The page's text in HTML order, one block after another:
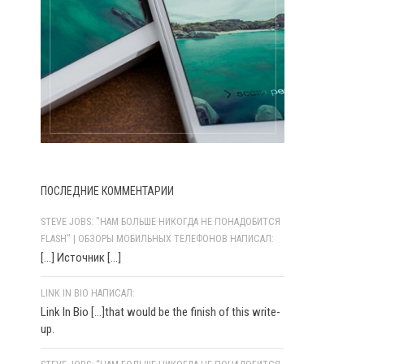
ПОСЛЕДНИЕ КОММЕНТАРИИ
STEVE JOBS: "НАМ БОЛЬШЕ НИКОГДА НЕ ПОНАДОБИТСЯ
FLASH" | ОБЗОРЫ МОБИЛЬНЫХ ТЕЛЕФОНОВ НАПИСАЛ:
[…] Источник […]
LINK IN BIO НАПИСАЛ:
Link In Bio [...]that would be the finish of this write-
up.